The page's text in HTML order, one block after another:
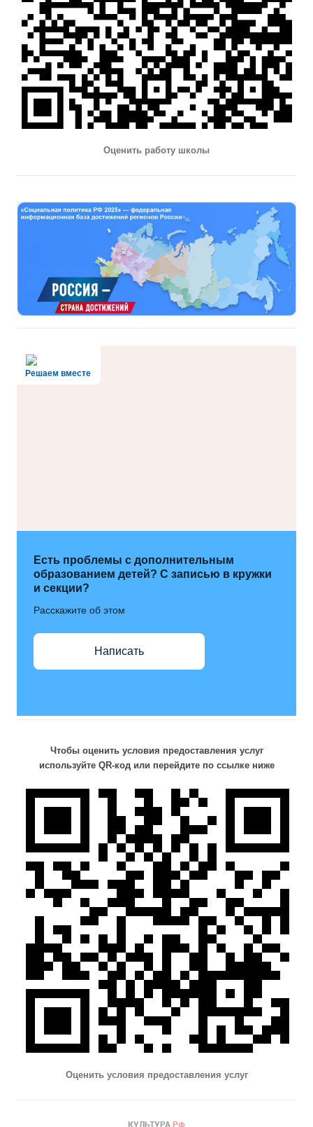
Оценить работу школы
Решаем вместе
Есть проблемы с дополнительным
образованием детей? С записью в кружки
и секции?
Расскажите об этом
Написать
Чтобы оценить условия предоставления услуг
используйте QR-код или перейдите по ссылке ниже
Оценить условия предоставления услуг